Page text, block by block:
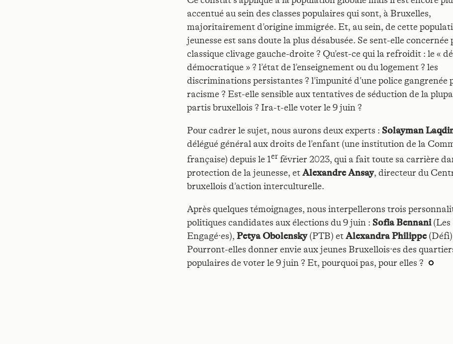
accentué au sein des classes populaires qui sont, à Bruxelles,
majoritairement d’origine immigrée. Et, au sein, de cette
jeunesse est sans doute la plus désabusée. Se sent-elle concernée
classique clivage gauche-droite ? Qu’est-ce qui la refroidit : le «
démocratique » ? l’état de l’enseignement ou du logement ? les
discriminations persistantes ? l’impunité d’une police gangrenée
racisme ? Est-elle sensible aux tentatives de séduction de la
partis bruxellois ? Ira-t-elle voter le 9 juin ?
Pour cadrer le sujet, nous aurons deux experts : Solayman
délégué général aux droits de l’enfant (une institution de la
française) depuis le 1er février 2023, qui a fait toute sa carrière
protection de la jeunesse, etAlexandre Ansay, directeur du
bruxellois d’action interculturelle.
Après quelques témoignages, nous interpellerons trois
politiques candidates aux élections du 9 juin : Sofia Bennani(Les
Engagé·es),Petya Obolensky(PTB) etAlexandra Philippe
Pourront-elles donner envie aux jeunes Bruxellois·es des
populaires de voter le 9 juin ? Et, pourquoi pas, pour elles ?